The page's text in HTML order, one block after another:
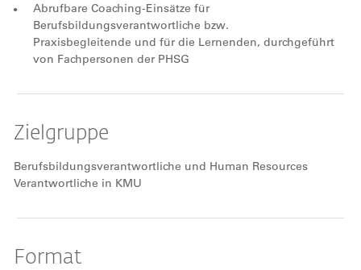
Abrufbare Coaching-Einsätze für
Berufsbildungsverantwortliche bzw.
Praxisbegleitende und für die Lernenden, durchgeführt
von Fachpersonen der PHSG
Zielgruppe
Berufsbildungsverantwortliche und Human Resources
Verantwortliche in KMU
Format